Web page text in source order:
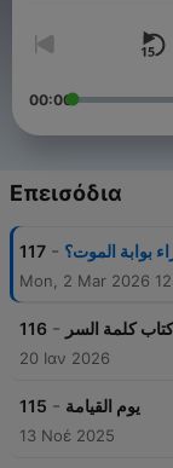
الرحلات، ويتميز
00:00
Επεισόδια
117 - بوابة الموت؟
Mon, 2 Mar 2026
116 - كتاب كلمة السر
20 Ιαν 2026
115 - يوم القيامة
13 Νοέ 2025